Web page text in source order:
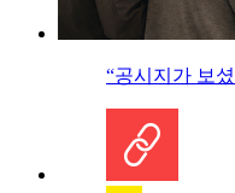
“공시지가 보